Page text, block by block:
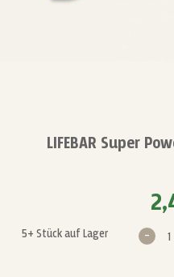
LIFEBAR Super
5+ Stück auf Lager -